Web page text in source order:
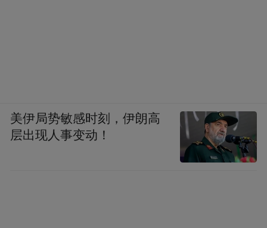
美伊局势敏感时刻，伊朗高
层出现人事变动！